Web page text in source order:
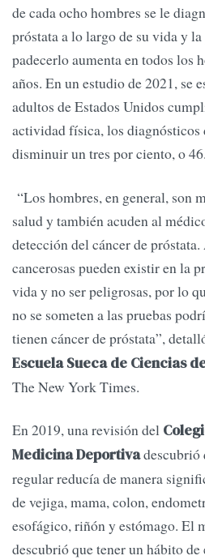
de cada ocho hombres se le
próstata a lo largo de su vida y
padecerlo aumenta en todos los
años. En un estudio de 2021, se
adultos de Estados Unidos
actividad física, los diagnósticos
disminuir un tres por ciento, o
“Los hombres, en general, son
salud y también acuden al
detección del cáncer de
cancerosas pueden existir en la
vida y no ser peligrosas, por lo
no se someten a las pruebas
tienen cáncer de próstata”,
Escuela Sueca de Ciencias
The New York Times.
En 2019, una revisión del
Medicina Deportiva
regular reducía de manera
de vejiga, mama, colon,
esofágico, riñón y estómago. El
descubrió que tener un hábito